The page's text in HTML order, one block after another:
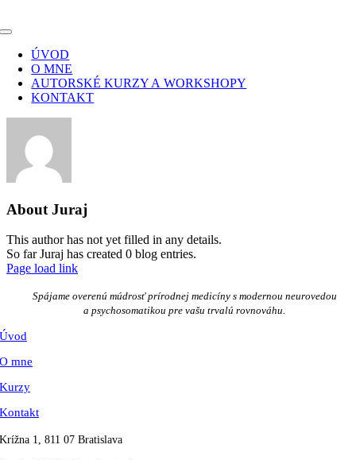
to
Toggle
Navigation
ÚVOD
O MNE
AUTORSKÉ KURZY A WORKSHOPY
KONTAKT
About Juraj
This author has not yet filled in any details.
So far Juraj has created 0 blog entries.
Spájame overenú múdrosť prírodnej medicíny s modernou neurovedou
a psychosomatikou pre vašu trvalú rovnováhu.
Úvod
O mne
Kurzy
Kontakt
Krížna 1, 811 07 Bratislava
Page load link